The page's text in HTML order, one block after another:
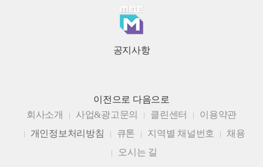
공지사항
이전으로 다음으로
회사소개
사업&광고문의 클린센터
이용약관
개인정보처리방침
큐톤 지역별 채널번호
채용
오시는 길